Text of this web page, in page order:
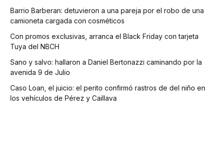
Barrio Barberan: detuvieron a una pareja por el robo de una
camioneta cargada con cosméticos
Con promos exclusivas, arranca el Black Friday con tarjeta
Tuya del NBCH
Sano y salvo: hallaron a Daniel Bertonazzi caminando por la
avenida 9 de Julio
Caso Loan, el juicio: el perito confirmó rastros de del niño en
los vehículos de Pérez y Caillava